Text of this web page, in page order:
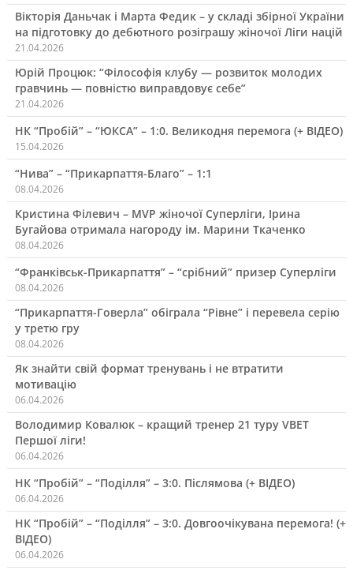
Вікторія Даньчак і Марта Федик – у складі збірної України
на підготовку до дебютного розіграшу жіночої Ліги націй
21.04.2026
Юрій Процюк: “Філософія клубу — розвиток молодих
гравчинь — повністю виправдовує себе”
21.04.2026
НК “Пробій” – “ЮКСА” – 1:0. Великодня перемога (+ ВІДЕО)
15.04.2026
“Нива” – “Прикарпаття-Благо” – 1:1
08.04.2026
Кристина Філевич – MVP жіночої Суперліги, Ірина
Бугайова отримала нагороду ім. Марини Ткаченко
08.04.2026
“Франківськ-Прикарпаття” – “срібний” призер Суперліги
08.04.2026
“Прикарпаття-Говерла” обіграла “Рівне” і перевела серію
у третю гру
08.04.2026
Як знайти свій формат тренувань і не втратити
мотивацію
06.04.2026
Володимир Ковалюк – кращий тренер 21 туру VBET
Першої ліги!
06.04.2026
НК “Пробій” – “Поділля” – 3:0. Післямова (+ ВІДЕО)
06.04.2026
НК “Пробій” – “Поділля” – 3:0. Довгоочікувана перемога! (+
ВІДЕО)
06.04.2026